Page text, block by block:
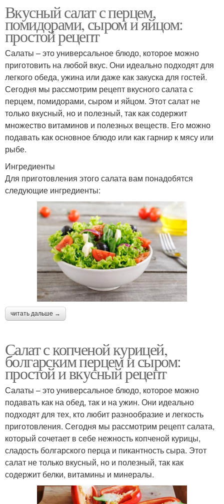
Вкусный салат с перцем,
помидорами, сыром и яйцом:
простой рецепт
Салаты – это универсальное блюдо, которое можно
приготовить на любой вкус. Они идеально подходят для
легкого обеда, ужина или даже как закуска для гостей.
Сегодня мы рассмотрим рецепт вкусного салата с
перцем, помидорами, сыром и яйцом. Этот салат не
только вкусный, но и полезный, так как содержит
множество витаминов и полезных веществ. Его можно
подавать как основное блюдо или как гарнир к мясу или
рыбе.
Ингредиенты
Для приготовления этого салата вам понадобятся
следующие ингредиенты:
читать дальше →
Салат с копченой курицей,
болгарским перцем и сыром:
простой и вкусный рецепт
Салаты – это универсальное блюдо, которое можно
подавать как на обед, так и на ужин. Они идеально
подходят для тех, кто любит разнообразие и легкость
приготовления. Сегодня мы рассмотрим рецепт салата,
который сочетает в себе нежность копченой курицы,
сладость болгарского перца и пикантность сыра. Этот
салат не только вкусный, но и полезный, так как
содержит белки, витамины и минералы.